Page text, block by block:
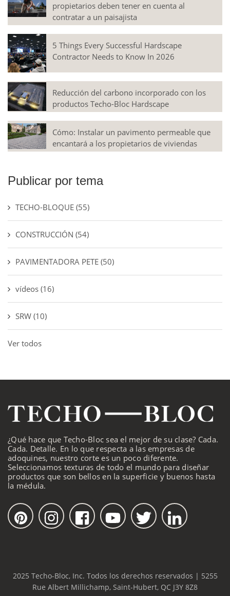
propietarios deben tener en cuenta al
contratar a un paisajista
5 Things Every Successful Hardscape
Contractor Needs to Know In 2026
Reducción del carbono incorporado con los
productos Techo-Bloc Hardscape
Cómo: Instalar un pavimento permeable que
encantará a los propietarios de viviendas
Publicar por tema
TECHO-BLOQUE (55)
CONSTRUCCIÓN (54)
PAVIMENTADORA PETE (50)
vídeos (16)
SRW (10)
Ver todos
¿Qué hace que Techo-Bloc sea el mejor de su clase? Cada.
Cada. Detalle. En lo que respecta a las empresas de
adoquines, nuestro corte es un poco diferente.
Seleccionamos texturas de todo el mundo para diseñar
productos que son bellos en la superficie y buenos hasta
la médula.
2025 Techo-Bloc, Inc. Todos los derechos reservados | 5255
Rue Albert Millichamp, Saint-Hubert, QC J3Y 8Z8